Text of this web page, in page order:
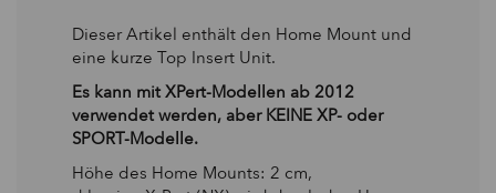
Dieser Artikel enthält den Home Mount und
eine kurze Top Insert Unit.
Es kann mit XPert-Modellen ab 2012
verwendet werden, aber KEINE XP- oder
SPORT-Modelle.
Höhe des Home Mounts: 2 cm,